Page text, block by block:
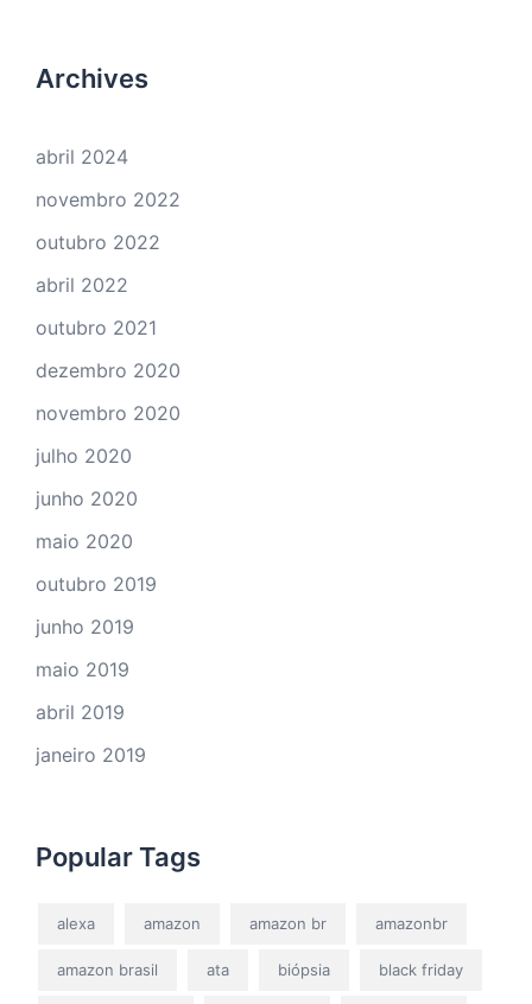
Archives
abril 2024
novembro 2022
outubro 2022
abril 2022
outubro 2021
dezembro 2020
novembro 2020
julho 2020
junho 2020
maio 2020
outubro 2019
junho 2019
maio 2019
abril 2019
janeiro 2019
Popular Tags
alexa amazon amazon br amazonbr
amazon brasil ata biópsia black friday